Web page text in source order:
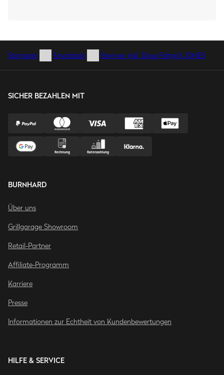
Startseite Ersatzteile Brenner inkl. Düse Faltgrill JONES
SICHER BEZAHLEN MIT
BURNHARD
Über uns
Grillgarage Showroom
Retail-Partner
Affiliate-Programm
Karriere
Presse
Informationen zur Echtheit von Kundenbewertungen
HILFE & SERVICE